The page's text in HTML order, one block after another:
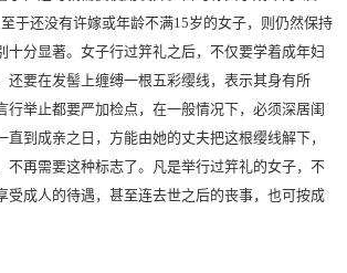
于还没有许嫁或年龄不满15岁的女子，则仍然保持
十分显著。女子行过笄礼之后，不仅要学着成年妇
还要在发髻上缠缚一根五彩缨线，表示其身有所
行举止都要严加检点，在一般情况下，必须深居闺
直到成亲之日，方能由她的丈夫把这根缨线解下，
不再需要这种标志了。凡是举行过笄礼的女子，不
受成人的待遇，甚至连去世之后的丧事，也可按成